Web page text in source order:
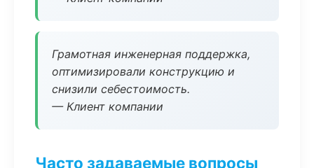
Грамотная инженерная поддержка,
оптимизировали конструкцию и
снизили себестоимость.
— Клиент компании
Часто задаваемые вопросы